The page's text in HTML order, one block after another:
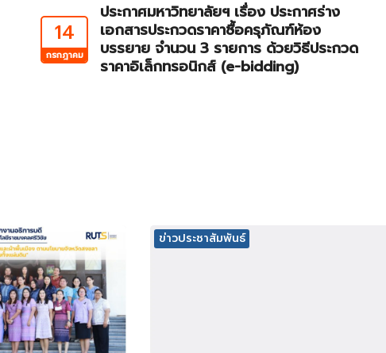
14
กรกฎาคม
ประกาศมหาวิทยาลัยฯ เรื่อง ประกาศร่าง
เอกสารประกวดราคาซื้อครุภัณฑ์ห้อง
บรรยาย จำนวน 3 รายการ ด้วยวิธีประกวด
ราคาอิเล็กทรอนิกส์ (e-bidding)
ข่าวประชาสัมพันธ์